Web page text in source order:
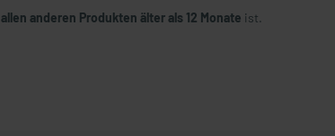
allen anderen Produkten älter als 12 Monate ist.